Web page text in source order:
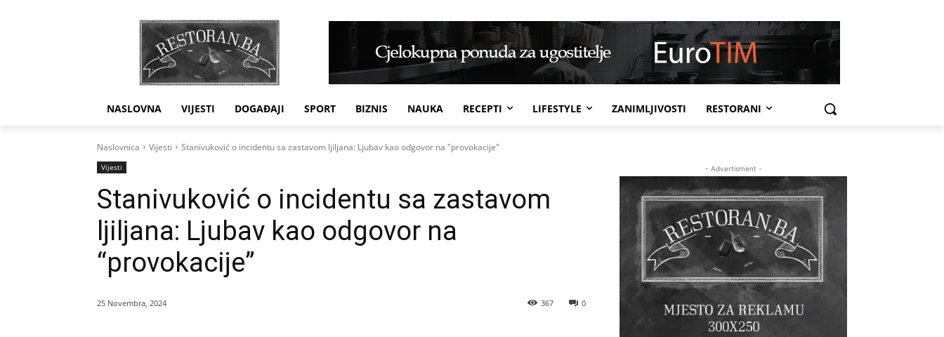
NASLOVNA VIJESTI DOGAĐAJI SPORT BIZNIS NAUKA RECEPTI LIFESTYLE ZANIMLJIVOSTI RESTORANI
Naslovnica Vijesti Stanivuković o incidentu sa zastavom ljiljana: Ljubav kao odgovor na "provokacije"
Vijesti
Stanivuković o incidentu sa zastavom
ljiljana: Ljubav kao odgovor na
“provokacije”
25 Novembra, 2024 0
367
- Advertisment -